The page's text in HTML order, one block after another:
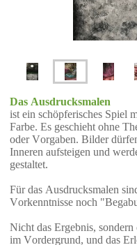
Das Ausdrucksmalen
ist ein schöpferisches Spiel
Farbe. Es geschieht ohne
oder Vorgaben. Bilder
Inneren aufsteigen und
gestaltet.
Für das Ausdrucksmalen
Vorkenntnisse noch
Nicht das Ergebnis, sondern
im Vordergrund, und das